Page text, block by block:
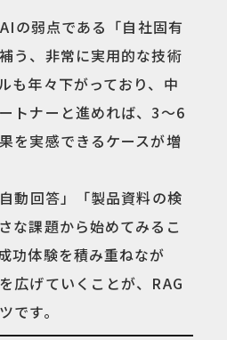
の弱点である「自社固有
う、非常に実用的な技術
も年々下がっており、中
トナーと進めれば、3〜6
を実感できるケースが増
動回答」「製品資料の検
な課題から始めてみるこ
功体験を積み重ねなが
広げていくことが、RAG
です。